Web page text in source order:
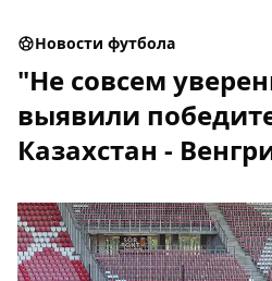
Новости футбола
"Не совсем
выявили
Казахстан -